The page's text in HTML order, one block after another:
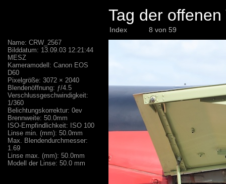
Tag der
Index 8 von 59
Name: CRW_2567
Bilddatum: 13.09.03 12:21:44
MESZ
Kameramodell: Canon EOS
D60
Pixelgröße: 3072 × 2040
Blendenöffnung: ƒ/4.5
Verschlussgeschwindigkeit:
1/360
Belichtungskorrektur: 0ev
Brennweite: 50.0mm
ISO-Empfindlichkeit: ISO 100
Linse min. (mm): 50.0mm
Max. Blendendurchmesser:
1.69
Linse max. (mm): 50.0mm
Modell der Linse: 50.0 mm